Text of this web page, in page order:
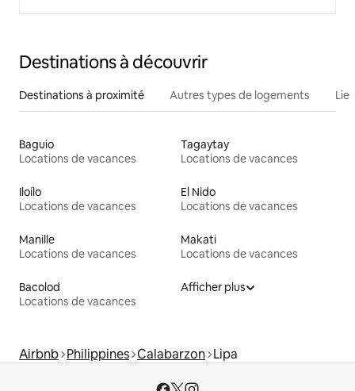
Destinations à découvrir
Destinations à proximité Autres types de logements
Baguio
Locations de vacances
Tagaytay
Locations de vacances
Iloílo
Locations de vacances
El Nido
Locations de vacances
Manille
Locations de vacances
Makati
Locations de vacances
Bacolod
Locations de vacances
Afficher plus
Airbnb Philippines Calabarzon Lipa